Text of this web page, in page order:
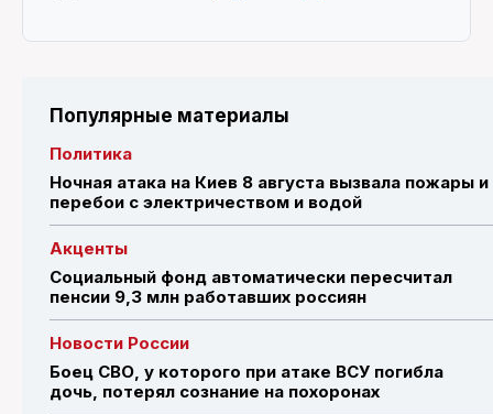
Популярные материалы
Политика
Ночная атака на Киев 8 августа вызвала пожары и
перебои с электричеством и водой
Акценты
Социальный фонд автоматически пересчитал
пенсии 9,3 млн работавших россиян
Новости России
Боец СВО, у которого при атаке ВСУ погибла
дочь, потерял сознание на похоронах